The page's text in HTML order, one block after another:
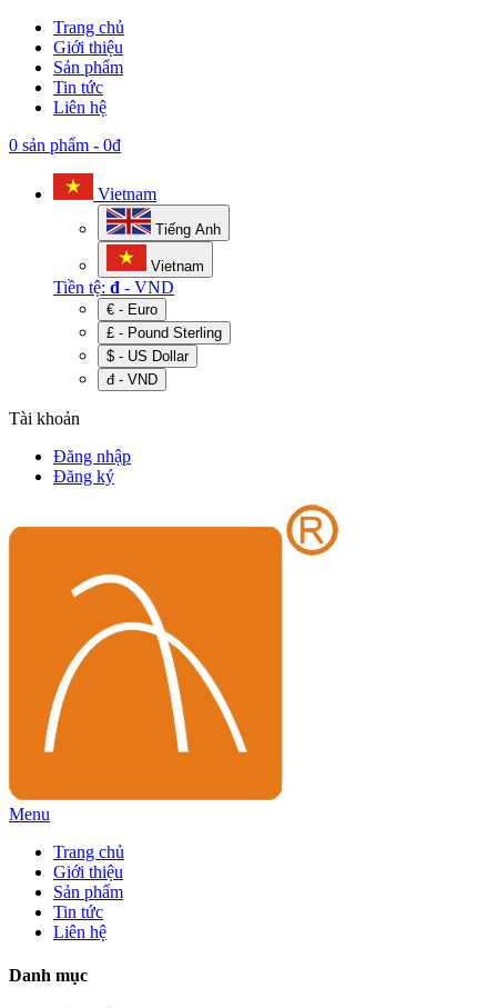
Trang chủ
Giới thiệu
Sản phẩm
Tin tức
Liên hệ
0 sản phẩm - 0đ
Vietnam
Tiếng Anh
Vietnam
Tiền tệ: đ - VND
€ - Euro
£ - Pound Sterling
$ - US Dollar
đ - VND
Tài khoản
Đăng nhập
Đăng ký
Menu
Trang chủ
Giới thiệu
Sản phẩm
Tin tức
Liên hệ
Danh mục